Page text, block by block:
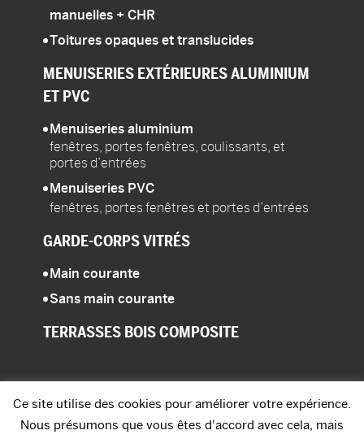
manuelles+ CHR
Toitures opaques et translucides
MENUISERIESEXTÉRIEURES ALUMINIUM
ET PVC
Menuiseries aluminium
fenêtres, portes fenêtres, coulissants, et
portes d’entrées
Menuiseries PVC
fenêtres, portes fenêtres et portes d’entrées
GARDE-CORPSVITRÉS
Main courante
Sans main courante
TERRASSES BOIS COMPOSITE
Ce site utilise des cookies pour améliorer votre expérience.
Nous présumons que vous êtes d'accord avec cela, mais